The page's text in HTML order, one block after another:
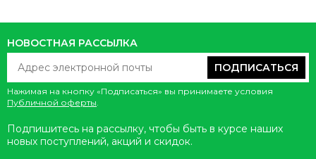
НОВОСТНАЯ РАССЫЛКА
ПОДПИСАТЬСЯ
Нажимая на кнопку «Подписаться» вы принимаете условия
Публичной оферты.
Подпишитесь на рассылку, чтобы быть в курсе наших
новых поступлений, акций и скидок.